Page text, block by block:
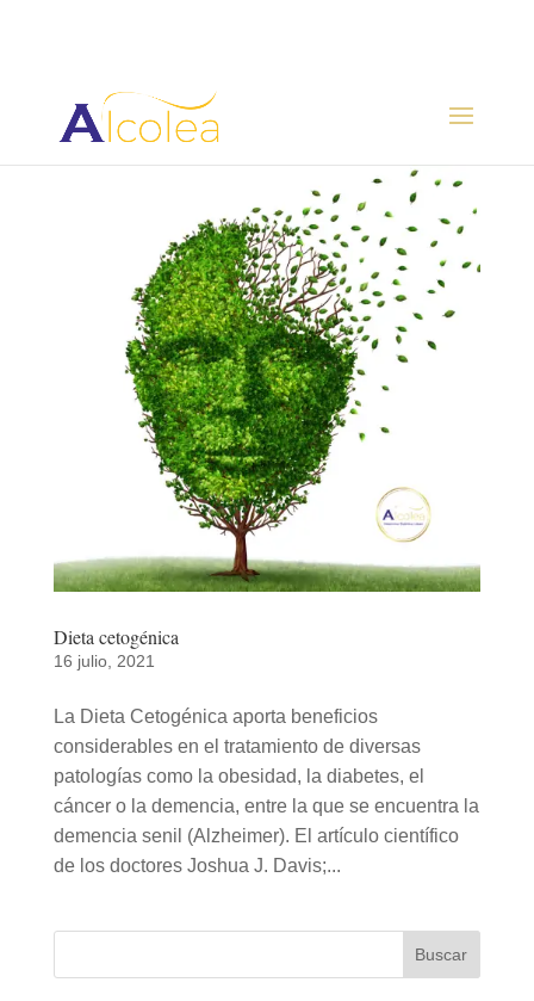
Dieta cetogénica
16 julio, 2021
La Dieta Cetogénica aporta beneficios
considerables en el tratamiento de diversas
patologías como la obesidad, la diabetes, el
cáncer o la demencia, entre la que se encuentra la
demencia senil (Alzheimer). El artículo científico
de los doctores Joshua J. Davis;...